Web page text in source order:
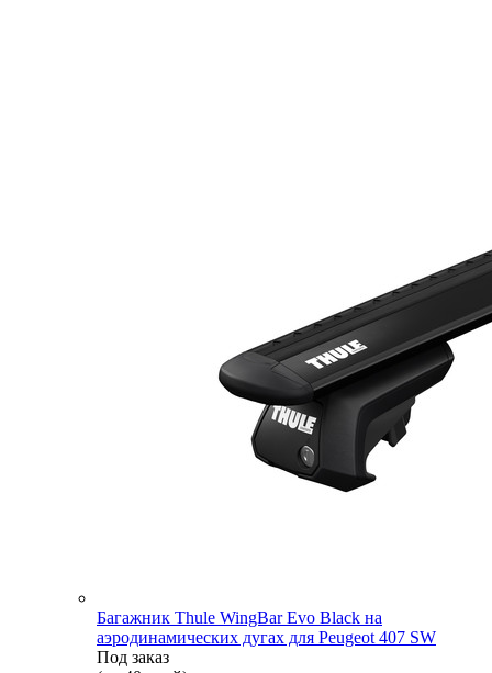
Багажник Thule WingBar Evo Black на
аэродинамических дугах для Peugeot 407 SW
Под заказ